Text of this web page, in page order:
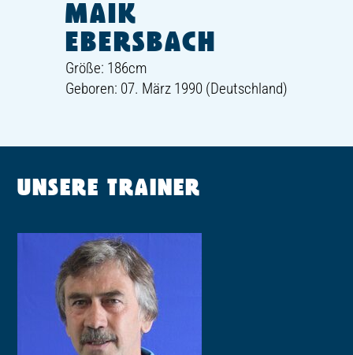
MAIK
EBERSBACH
Größe: 186cm
Geboren: 07. März 1990 (Deutschland)
UNSERE TRAINER